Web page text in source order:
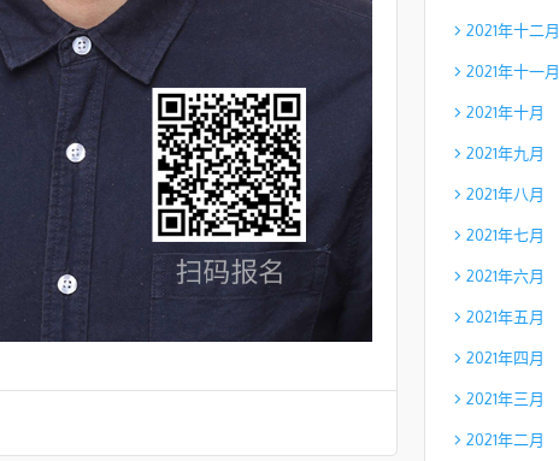
2021年十二月
2021年十一月
2021年十月
2021年九月
2021年八月
2021年七月
2021年六月
2021年五月
2021年四月
2021年三月
2021年二月